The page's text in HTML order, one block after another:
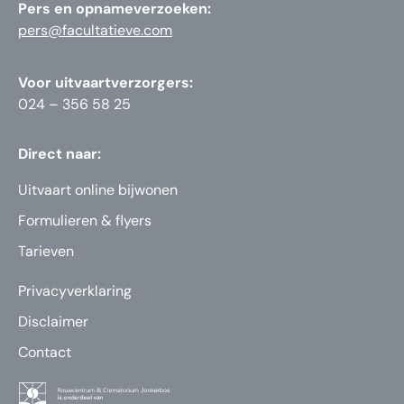
Pers en opnameverzoeken:
pers@facultatieve.com
Voor uitvaartverzorgers:
024 – 356 58 25
Direct naar:
Uitvaart online bijwonen
Formulieren & flyers
Tarieven
Privacyverklaring
Disclaimer
Contact